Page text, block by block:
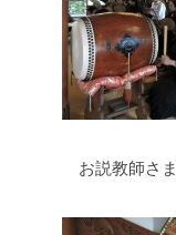
お説教師さ